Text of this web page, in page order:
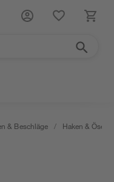
& Beschläge / Haken & Ösen